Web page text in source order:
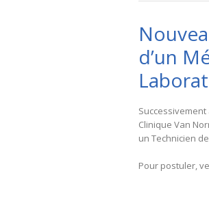
d’un
Clinique Van
un Technicien
Pour postuler,